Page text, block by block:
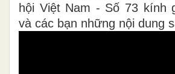
hội Việt Nam - Số 73 kính
và các bạn những nội dung